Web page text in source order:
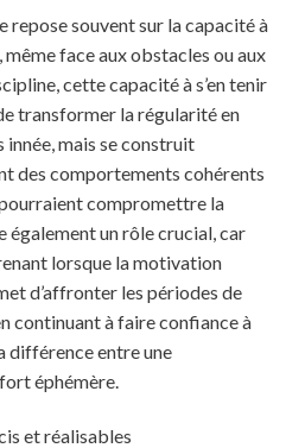
souvent sur la capacité à
face aux obstacles ou aux
cette capacité à s’en tenir
transformer la régularité en
innée, mais se construit
des comportements cohérents
compromettre la
également un rôle crucial, car
lorsque la motivation
d’affronter les périodes de
continuant à faire confiance à
différence entre une
éphémère.
et réalisables